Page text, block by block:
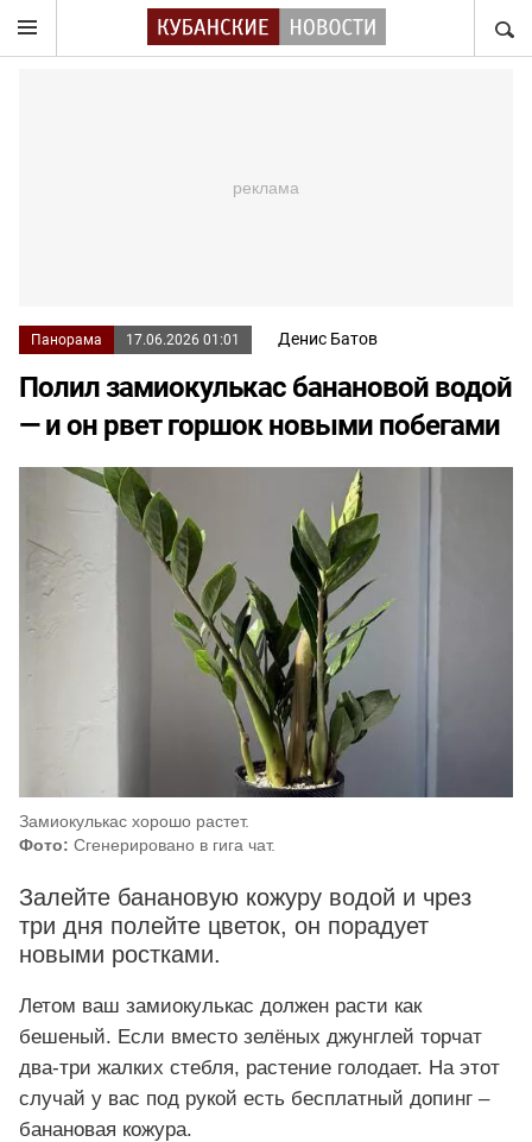
Панорама 17.06.2026 01:01 Денис Батов
Полил замиокулькас банановой водой
— и он рвет горшок новыми побегами
Замиокулькас хорошо растет.
Фото: Сгенерировано в гига чат.
Залейте банановую кожуру водой и чрез
три дня полейте цветок, он порадует
новыми ростками.
Летом ваш замиокулькас должен расти как
бешеный. Если вместо зелёных джунглей торчат
два-три жалких стебля, растение голодает. На этот
случай у вас под рукой есть бесплатный допинг –
банановая кожура.